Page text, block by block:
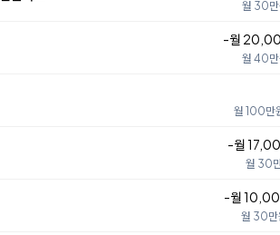
월 30만
-월
월 40만
월 100만
-월
월 30
-월
월 30만